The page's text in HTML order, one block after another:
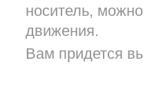
носитель,
движения.
Вам придется